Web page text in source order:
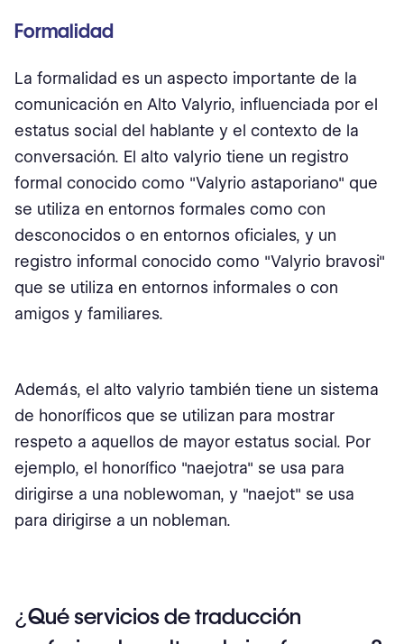
Formalidad
La formalidad es un aspecto importante de la
comunicación en Alto Valyrio, influenciada por el
estatus social del hablante y el contexto de la
conversación. El alto valyrio tiene un registro
formal conocido como "Valyrio astaporiano" que
se utiliza en entornos formales como con
desconocidos o en entornos oficiales, y un
registro informal conocido como "Valyrio bravosi"
que se utiliza en entornos informales o con
amigos y familiares.
Además, el alto valyrio también tiene un sistema
de honoríficos que se utilizan para mostrar
respeto a aquellos de mayor estatus social. Por
ejemplo, el honorífico "naejotra" se usa para
dirigirse a una noblewoman, y "naejot" se usa
para dirigirse a un nobleman.
¿Qué servicios de traducción